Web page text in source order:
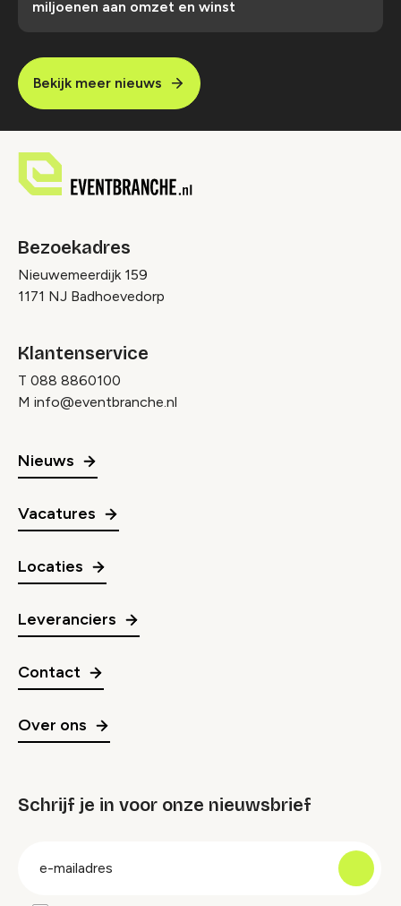
miljoenen aan omzet en winst
Bekijk meer nieuws
Bezoekadres
Nieuwemeerdijk 159
1171 NJ Badhoevedorp
Klantenservice
T 088 8860100
M info@eventbranche.nl
Nieuws
Vacatures
Locaties
Leveranciers
Contact
Over ons
Schrijf je in voor onze nieuwsbrief